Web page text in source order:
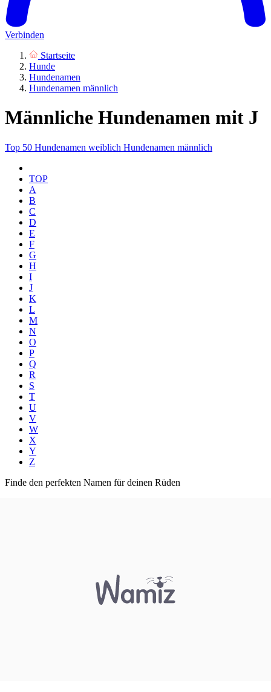
Verbinden
Startseite
Hunde
Hundenamen
Hundenamen männlich
Männliche Hundenamen mit J
Top 50 Hundenamen weiblich Hundenamen männlich
TOP
A
B
C
D
E
F
G
H
I
J
K
L
M
N
O
P
Q
R
S
T
U
V
W
X
Y
Z
Finde den perfekten Namen für deinen Rüden